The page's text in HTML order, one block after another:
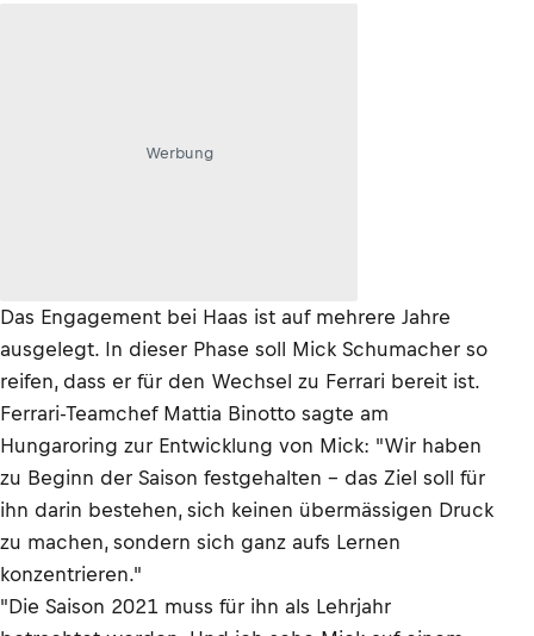
Werbung
Das Engagement bei Haas ist auf mehrere Jahre
ausgelegt. In dieser Phase soll Mick Schumacher so
reifen, dass er für den Wechsel zu Ferrari bereit ist.
Ferrari-Teamchef Mattia Binotto sagte am
Hungaroring zur Entwicklung von Mick: "Wir haben
zu Beginn der Saison festgehalten – das Ziel soll für
ihn darin bestehen, sich keinen übermässigen Druck
zu machen, sondern sich ganz aufs Lernen
konzentrieren."
"Die Saison 2021 muss für ihn als Lehrjahr